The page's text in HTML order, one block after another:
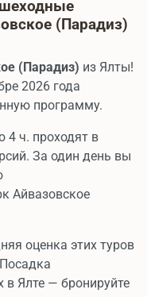
(Парадиз)
(Парадиз) из Ялты!
2026 года
программу.
4 ч. проходят в
За один день вы
Айвазовское
оценка этих туров
в Ялте — бронируйте